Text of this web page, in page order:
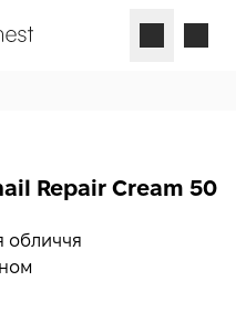
обличчя
Repair Cream 50